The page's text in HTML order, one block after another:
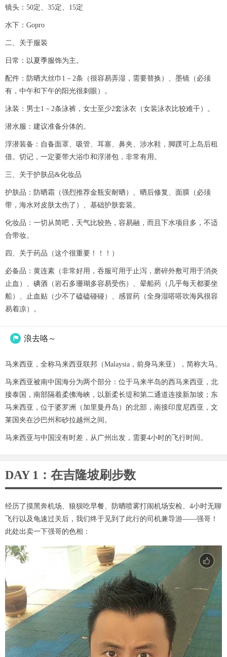
镜头：50定、35定、15定
水下：Gopro
二、关于服装
日常：以夏季服饰为主。
配件：防晒大丝巾1－2条（很容易弄湿，需要替换）、墨镜（必须
有，中午和下午的阳光很刺眼）。
泳装：男士1－2条泳裤，女士至少2套泳衣（女装泳衣比较难干）。
潜水服：建议准备分体的。
浮潜装备：自备面罩、吸管、耳塞、鼻夹、涉水鞋，脚蹼可上岛后租
借。切记，一定要带大浴巾和浮潜包，非常有用。
三、关于护肤品&化妆品
护肤品：防晒霜（强烈推荐金瓶安耐晒）、晒后修复、面膜（必须
带，海水对皮肤太伤了）、基础护肤套装。
化妆品：一切从简吧，天气比较热，容易融，而且下水项目多，不适
合带妆。
四、关于药品（这个很重要！！！）
必备品：黄连素（非常好用，吞服可用于止泻，磨碎外敷可用于消炎
止血）、碘酒（岩石多珊瑚多容易受伤）、晕船药（几乎每天都要坐
船）、止血贴（少不了磕磕碰碰）、感冒药（全身湿嗒嗒吹海风很容
易着凉）。
 浪去咯～
马来西亚，全称马来西亚联邦（Malaysia，前身马来亚），简称大马。
马来西亚被南中国海分为两个部分：位于马来半岛的西马来西亚，北
接泰国，南部隔着柔佛海峡，以新柔长堤和第二通道连接新加坡；东
马来西亚，位于婆罗洲（加里曼丹岛）的北部，南接印度尼西亚，文
莱国夹在沙巴州和砂拉越州之间。
马来西亚与中国没有时差，从广州出发，需要4小时的飞行时间。
DAY 1：在吉隆坡刷步数
经历了摸黑奔机场、狼狈吃早餐、防晒喷雾打闹机场安检、4小时无聊
飞行以及龟速过关后，我们终于见到了此行的司机兼导游——强哥！
此处出卖一下强哥的色相：